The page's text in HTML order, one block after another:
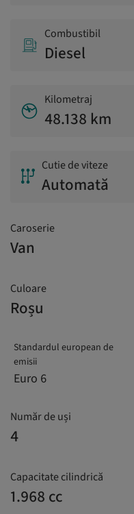
Combustibil
Diesel
Kilometraj
48.138 km
Cutie de viteze
Automată
Caroserie
Van
Culoare
Roșu
Standardul european de
emisii
Euro 6
Număr de uși
4
Capacitate cilindrică
1.968 cc